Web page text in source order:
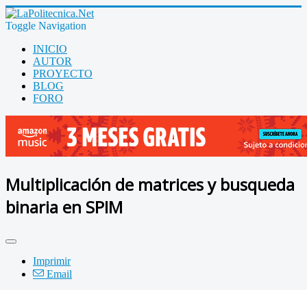
Toggle Navigation
INICIO
AUTOR
PROYECTO
BLOG
FORO
Multiplicación de matrices y busqueda
binaria en SPIM
Imprimir
Email